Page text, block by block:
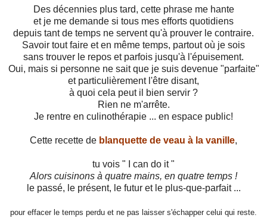
Des décennies plus tard, cette phrase me hante
et je me demande si tous mes efforts quotidiens
depuis tant de temps ne servent qu'à prouver le contraire.
Savoir tout faire et en même temps, partout où je sois
sans trouver le repos et parfois jusqu'à l'épuisement.
Oui, mais si personne ne sait que je suis devenue "parfaite"
et particulièrement l'être disant,
à quoi cela peut il bien servir ?
Rien ne m'arrête.
Je rentre en culinothérapie ... en espace public!
Cette recette de blanquette de veau à la vanille,
tu vois " I can do it "
Alors cuisinons à quatre mains, en quatre temps !
le passé, le présent, le futur et le plus-que-parfait ...
pour effacer le temps perdu et ne pas laisser s'échapper celui qui reste.